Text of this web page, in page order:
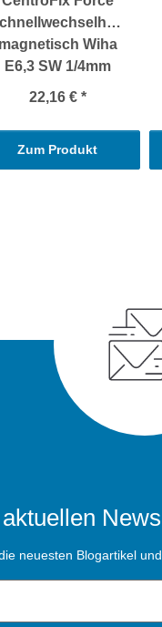
magnetisch Wiha
E6,3 SW 1/4mm
22,16 € *
Zum Produkt
neuesten Blogartikel